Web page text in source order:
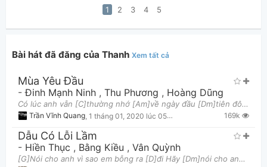
1 2 3 4 5
Bài hát đã đăng của Thanh Xem tất cả
Mùa Yêu Đầu
-Đinh Mạnh Ninh , Thu Phương , Hoàng Dũng
Có lúc anh vẫn [C]thường nhớ [Am]về ngày đầu [Dm]tiên đôi ta có [G7]nhau Mỗi sáng anh bắt [Em]đầu m
Trần Vĩnh Quang 1 tháng 01, 2020 lúc 05:35pm 169k
Dẫu Có Lỗi Lầm
- Hiền Thục , Bằng Kiều , Vân Quỳnh
[G]Nói cho anh vì sao em bỗng ra [D]đi Hãy [Dm]nói cho anh những [E7]điều từ lâu em [Am]giấu [Cm]D